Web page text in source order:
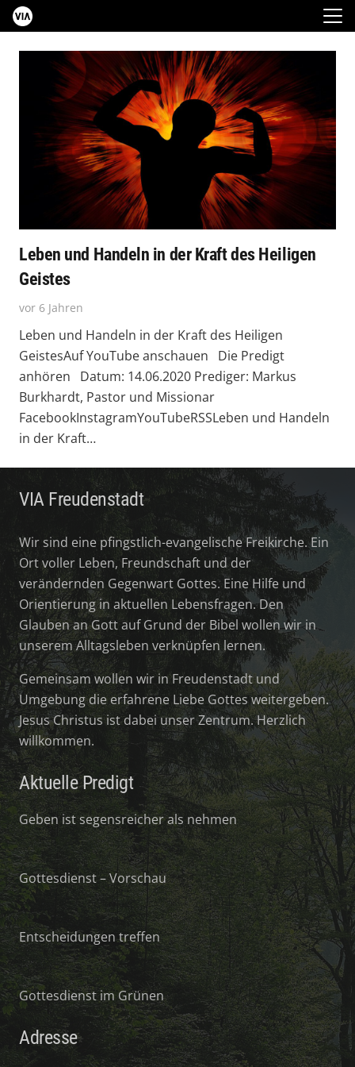
Leben und Handeln in der Kraft des Heiligen
Geistes
vor 6 Jahren
Leben und Handeln in der Kraft des Heiligen
GeistesAuf YouTube anschauen Die Predigt
anhören Datum: 14.06.2020 Prediger: Markus
Burkhardt, Pastor und Missionar
FacebookInstagramYouTubeRSSLeben und Handeln
in der Kraft…
VIA Freudenstadt
Wir sind eine pfingstlich-evangelische Freikirche. Ein
Ort voller Leben, Freundschaft und der
verändernden Gegenwart Gottes. Eine Hilfe und
Orientierung in aktuellen Lebensfragen. Den
Glauben an Gott auf Grund der Bibel wollen wir in
unserem Alltagsleben verknüpfen lernen.
Gemeinsam wollen wir in Freudenstadt und
Umgebung die erfahrene Liebe Gottes weitergeben.
Jesus Christus ist dabei unser Zentrum. Herzlich
willkommen.
Aktuelle Predigt
Geben ist segensreicher als nehmen
Gottesdienst – Vorschau
Entscheidungen treffen
Gottesdienst im Grünen
Adresse